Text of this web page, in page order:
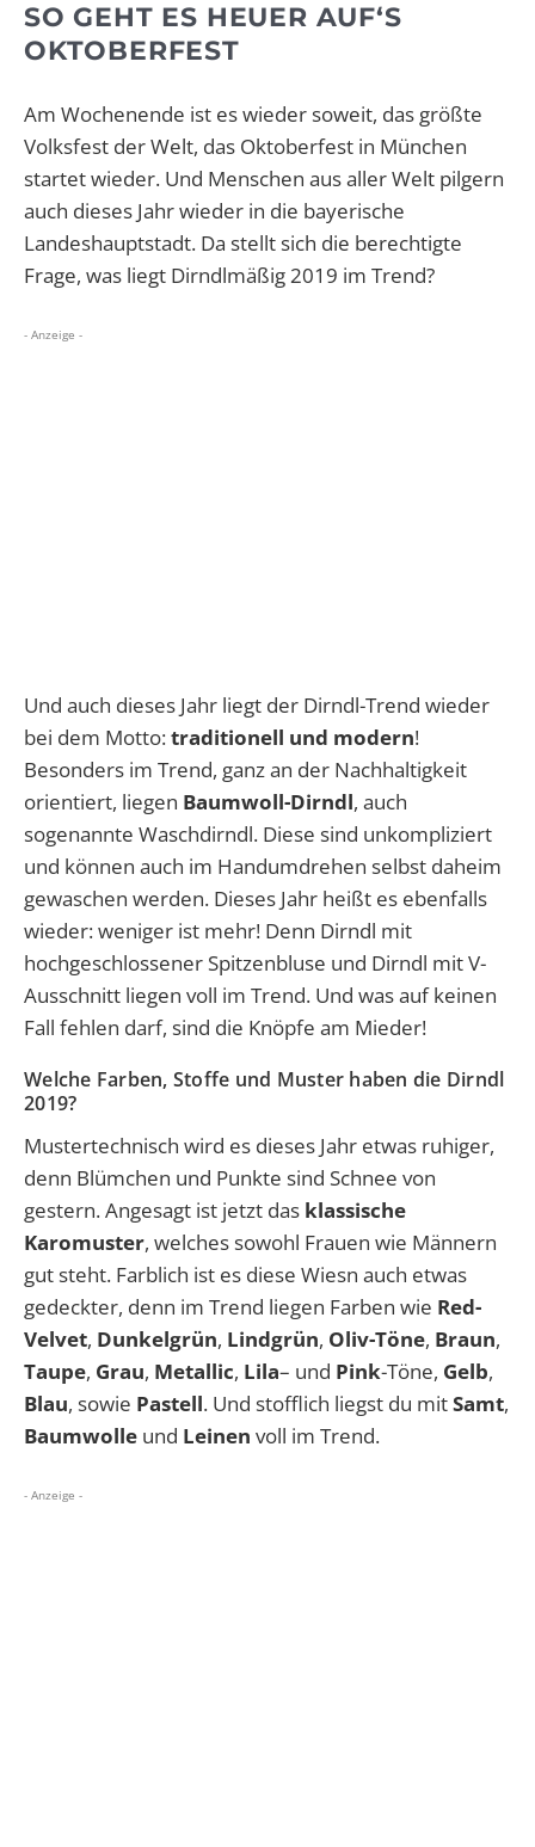
SO GEHT ES HEUER AUF‘S
OKTOBERFEST
Am Wochenende ist es wieder soweit, das größte
Volksfest der Welt, das Oktoberfest in München
startet wieder. Und Menschen aus aller Welt pilgern
auch dieses Jahr wieder in die bayerische
Landeshauptstadt. Da stellt sich die berechtigte
Frage, was liegt Dirndlmäßig 2019 im Trend?
- Anzeige -
Und auch dieses Jahr liegt der Dirndl-Trend wieder
bei dem Motto:traditionell und modern!
Besonders im Trend, ganz an der Nachhaltigkeit
orientiert, liegen Baumwoll-Dirndl, auch
sogenannte Waschdirndl. Diese sind unkompliziert
und können auch im Handumdrehen selbst daheim
gewaschen werden. Dieses Jahr heißt es ebenfalls
wieder: weniger ist mehr! Denn Dirndl mit
hochgeschlossener Spitzenbluse und Dirndl mit V-
Ausschnitt liegen voll im Trend. Und was auf keinen
Fall fehlen darf, sind die Knöpfe am Mieder!
Welche Farben, Stoffe und Muster haben die Dirndl
2019?
Mustertechnisch wird es dieses Jahr etwas ruhiger,
denn Blümchen und Punkte sind Schnee von
gestern. Angesagt ist jetzt das klassische
Karomuster, welches sowohl Frauen wie Männern
gut steht. Farblich ist es diese Wiesn auch etwas
gedeckter, denn im Trend liegen Farben wie Red-
Velvet, Dunkelgrün, Lindgrün, Oliv-Töne, Braun,
Taupe, Grau, Metallic, Lila– und Pink-Töne, Gelb,
Blau, sowie Pastell. Und stofflich liegst du mitSamt,
Baumwolle und Leinen voll im Trend.
- Anzeige -